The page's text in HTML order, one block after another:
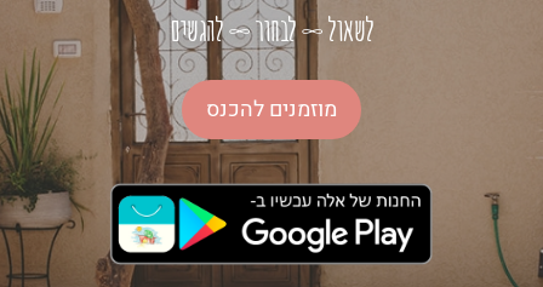
לשאול∞לבחור∞להגשים
מוזמנים להכנס